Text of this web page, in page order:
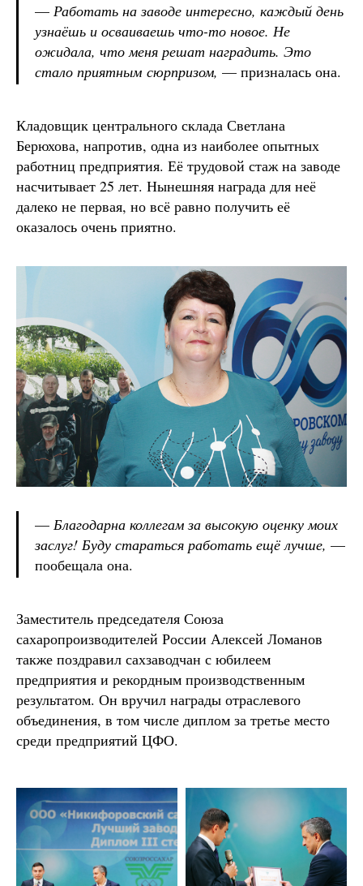
— Работать на заводе интересно, каждый день
узнаёшь и осваиваешь что-то новое. Не
ожидала, что меня решат наградить. Это
стало приятным сюрпризом, — призналась она.
Кладовщик центрального склада Светлана
Берюхова, напротив, одна из наиболее опытных
работниц предприятия. Её трудовой стаж на заводе
насчитывает 25 лет. Нынешняя награда для неё
далеко не первая, но всё равно получить её
оказалось очень приятно.
— Благодарна коллегам за высокую оценку моих
заслуг! Буду стараться работать ещё лучше, —
пообещала она.
Заместитель председателя Союза
сахаропроизводителей России Алексей Ломанов
также поздравил сахзаводчан с юбилеем
предприятия и рекордным производственным
результатом. Он вручил награды отраслевого
объединения, в том числе диплом за третье место
среди предприятий ЦФО.